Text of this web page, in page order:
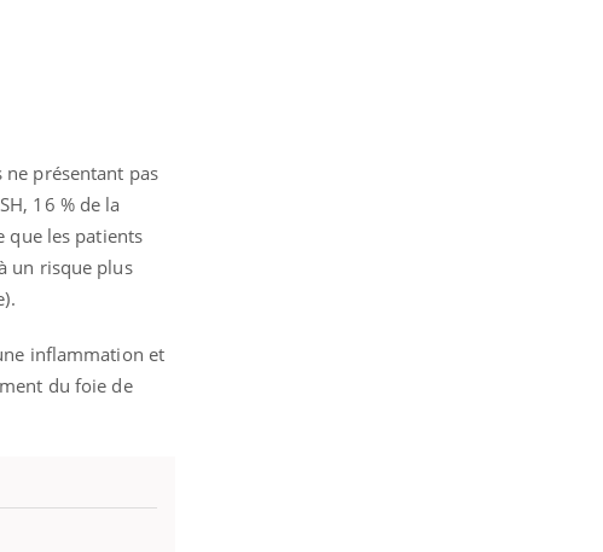
ne présentant pas
16 % de la
que les patients
un risque plus
inflammation et
du foie de